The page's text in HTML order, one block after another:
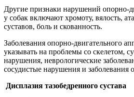
Другие признаки нарушений опорно-
у собак включают хромоту, вялость,
суставов, боль и скованность.
Заболевания опорно-двигательного
указывать на проблемы со скелетом,
нарушения, неврологические
сосудистые нарушения и заболевания
Дисплазия тазобедренного сустава